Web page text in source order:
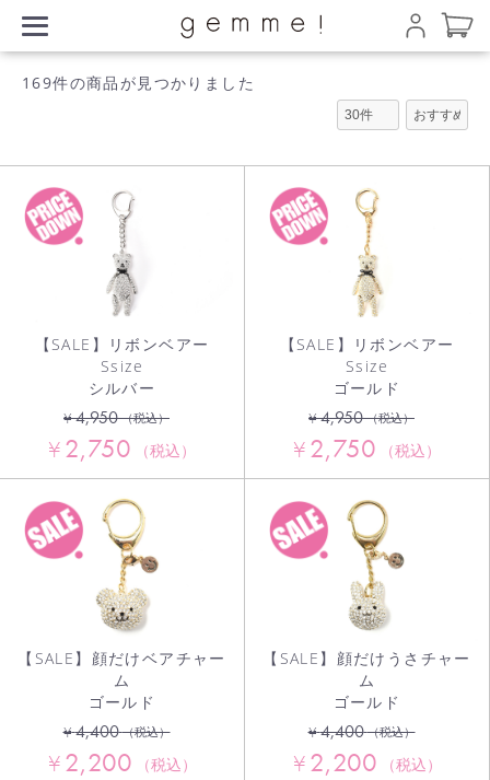
169件の商品が見つかりました
【SALE】リボンベアー
Ssize
シルバー
¥4,950 （税込）
¥2,750 （税込）
【SALE】リボンベアー
Ssize
ゴールド
¥4,950 （税込）
¥2,750 （税込）
【SALE】顔だけベアチャー
ム
ゴールド
¥4,400 （税込）
¥2,200 （税込）
【SALE】顔だけうさチャー
ム
ゴールド
¥4,400 （税込）
¥2,200 （税込）